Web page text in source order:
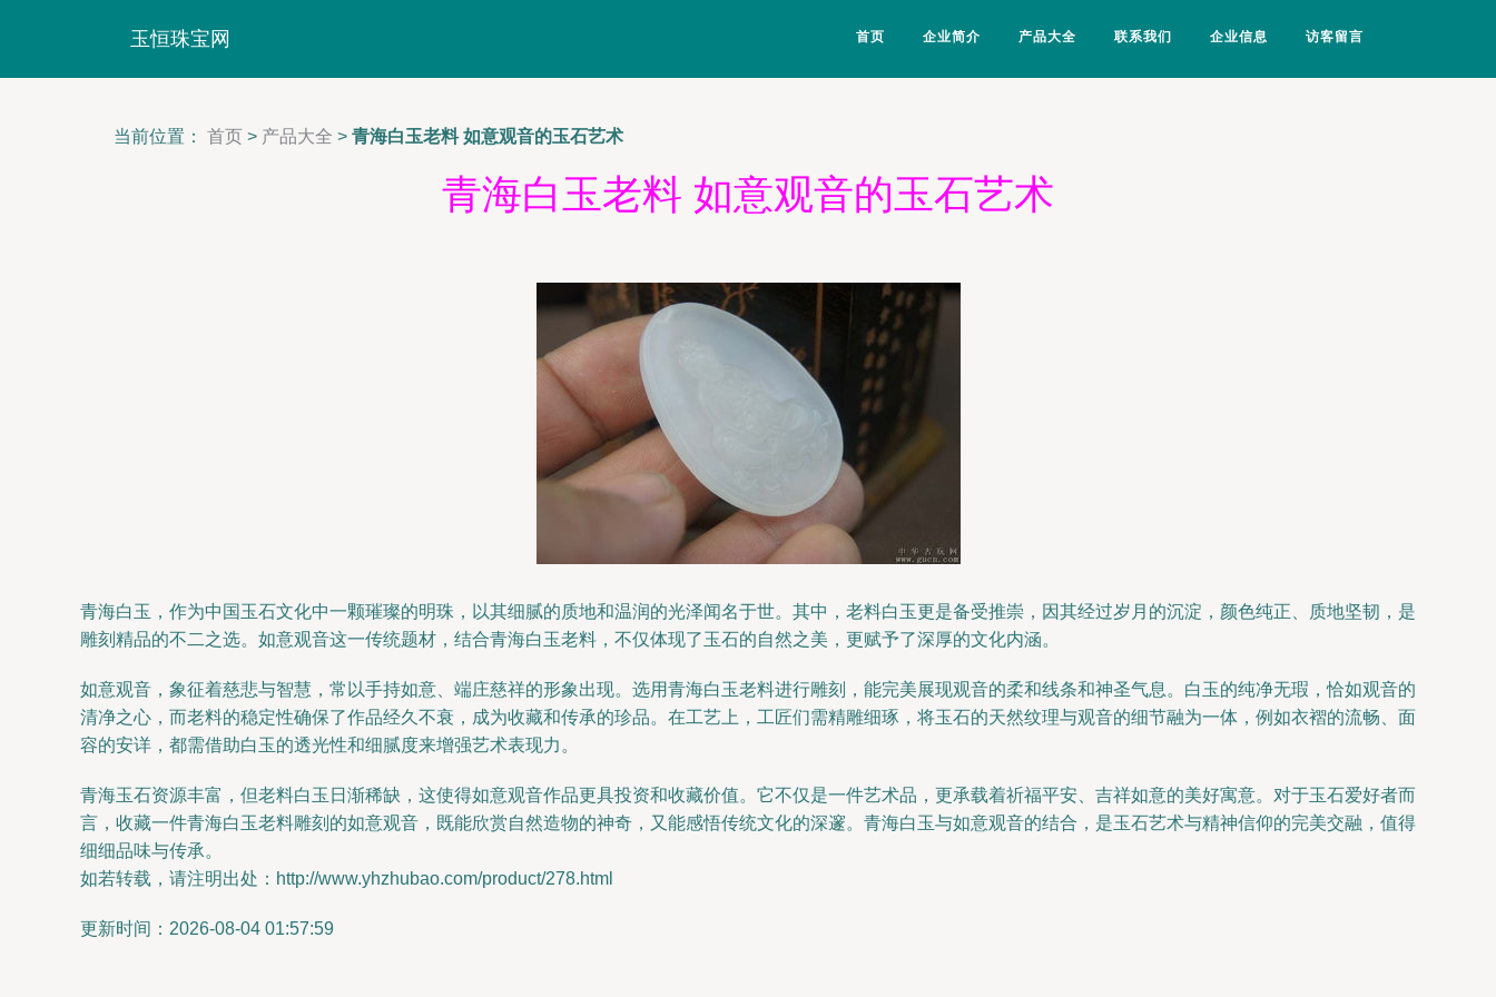
玉恒珠宝网 首页 企业简介 产品大全 联系我们 企业信息 访客留言
当前位置： 首页 > 产品大全 > 青海白玉老料 如意观音的玉石艺术
青海白玉老料 如意观音的玉石艺术
青海白玉，作为中国玉石文化中一颗璀璨的明珠，以其细腻的质地和温润的光泽闻名于世。其中，老料白玉更是备受推崇，因其经过岁月的沉淀，颜色纯正、质地坚韧，是
雕刻精品的不二之选。如意观音这一传统题材，结合青海白玉老料，不仅体现了玉石的自然之美，更赋予了深厚的文化内涵。
如意观音，象征着慈悲与智慧，常以手持如意、端庄慈祥的形象出现。选用青海白玉老料进行雕刻，能完美展现观音的柔和线条和神圣气息。白玉的纯净无瑕，恰如观音的
清净之心，而老料的稳定性确保了作品经久不衰，成为收藏和传承的珍品。在工艺上，工匠们需精雕细琢，将玉石的天然纹理与观音的细节融为一体，例如衣褶的流畅、面
容的安详，都需借助白玉的透光性和细腻度来增强艺术表现力。
青海玉石资源丰富，但老料白玉日渐稀缺，这使得如意观音作品更具投资和收藏价值。它不仅是一件艺术品，更承载着祈福平安、吉祥如意的美好寓意。对于玉石爱好者而
言，收藏一件青海白玉老料雕刻的如意观音，既能欣赏自然造物的神奇，又能感悟传统文化的深邃。青海白玉与如意观音的结合，是玉石艺术与精神信仰的完美交融，值得
细细品味与传承。
如若转载，请注明出处：http://www.yhzhubao.com/product/278.html
更新时间：2026-08-04 01:57:59